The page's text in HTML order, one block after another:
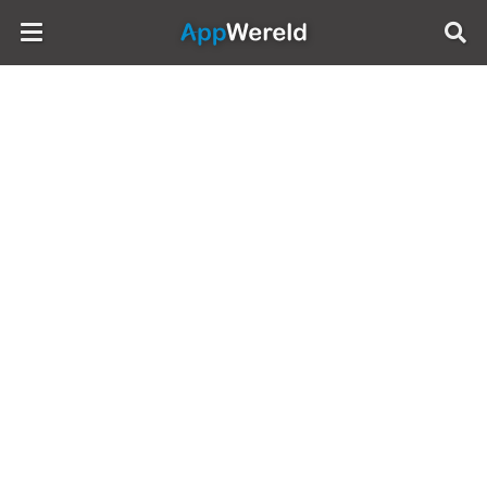
AppWereld